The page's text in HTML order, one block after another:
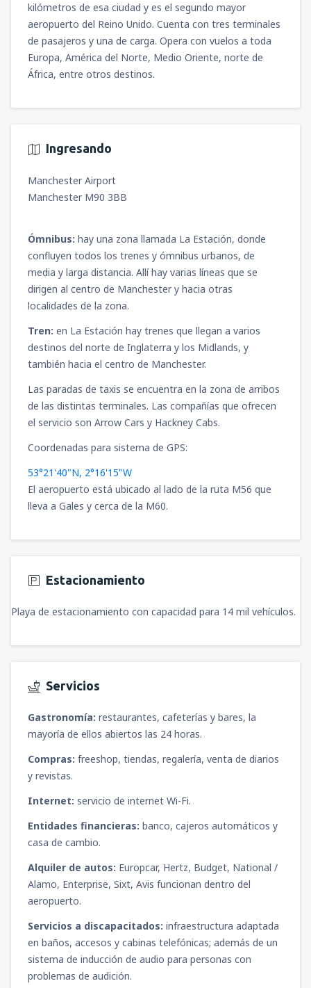
kilómetros de esa ciudad y es el segundo mayor
aeropuerto del Reino Unido. Cuenta con tres terminales
de pasajeros y una de carga. Opera con vuelos a toda
Europa, América del Norte, Medio Oriente, norte de
África, entre otros destinos.
Ingresando
Manchester Airport
Manchester M90 3BB
Ómnibus: hay una zona llamada La Estación, donde
confluyen todos los trenes y ómnibus urbanos, de
media y larga distancia. Allí hay varias líneas que se
dirigen al centro de Manchester y hacia otras
localidades de la zona.
Tren: en La Estación hay trenes que llegan a varios
destinos del norte de Inglaterra y los Midlands, y
también hacia el centro de Manchester.
Las paradas de taxis se encuentra en la zona de arribos
de las distintas terminales. Las compañías que ofrecen
el servicio son Arrow Cars y Hackney Cabs.
Coordenadas para sistema de GPS:
53°21'40"N, 2°16'15"W
El aeropuerto está ubicado al lado de la ruta M56 que
lleva a Gales y cerca de la M60.
Estacionamiento
Playa de estacionamiento con capacidad para 14 mil vehículos.
Servicios
Gastronomía: restaurantes, cafeterías y bares, la
mayoría de ellos abiertos las 24 horas.
Compras: freeshop, tiendas, regalería, venta de diarios
y revistas.
Internet: servicio de internet Wi-Fi.
Entidades financieras: banco, cajeros automáticos y
casa de cambio.
Alquiler de autos: Europcar, Hertz, Budget, National /
Alamo, Enterprise, Sixt, Avis funcionan dentro del
aeropuerto.
Servicios a discapacitados: infraestructura adaptada
en baños, accesos y cabinas telefónicas; además de un
sistema de inducción de audio para personas con
problemas de audición.